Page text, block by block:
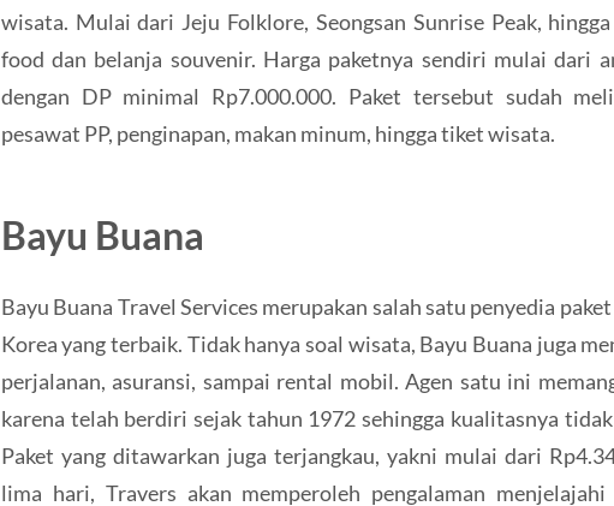
wisata. Mulai dari Jeju Folklore, Seongsan Sunrise Peak,
food dan belanja souvenir. Harga paketnya sendiri mulai dari
dengan DP minimal Rp7.000.000. Paket tersebut sudah
pesawat PP, penginapan, makan minum, hingga tiket wisata.
Bayu Buana
Bayu Buana Travel Services merupakan salah satu penyedia
Korea yang terbaik. Tidak hanya soal wisata, Bayu Buana juga
perjalanan, asuransi, sampai rental mobil. Agen satu ini
karena telah berdiri sejak tahun 1972 sehingga kualitasnya
Paket yang ditawarkan juga terjangkau, yakni mulai dari
lima hari, Travers akan memperoleh pengalaman